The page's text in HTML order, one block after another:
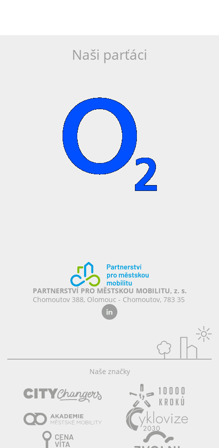
Naši parťáci
PARTNERSTVÍ PRO MĚSTSKOU MOBILITU, z. s.
Chomoutov 388, Olomouc - Chomoutov, 783 35
Naše značky